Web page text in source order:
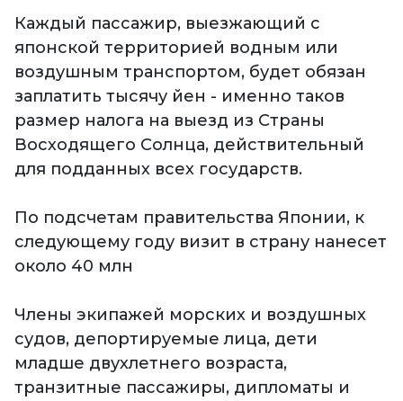
Каждый пассажир, выезжающий с
японской территорией водным или
воздушным транспортом, будет обязан
заплатить тысячу йен - именно таков
размер налога на выезд из Страны
Восходящего Солнца, действительный
для подданных всех государств.
По подсчетам правительства Японии, к
следующему году визит в страну нанесет
около 40 млн
Члены экипажей морских и воздушных
судов, депортируемые лица, дети
младше двухлетнего возраста,
транзитные пассажиры, дипломаты и